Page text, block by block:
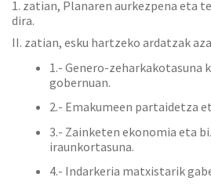
1. zatian, Planaren aurkezpena eta
dira.
II. zatian, esku hartzeko ardatzak
1.- Genero-zeharkakotasuna
gobernuan.
2.- Emakumeen partaidetza
3.- Zainketen ekonomia eta
iraunkortasuna.
4.- Indarkeria matxistarik